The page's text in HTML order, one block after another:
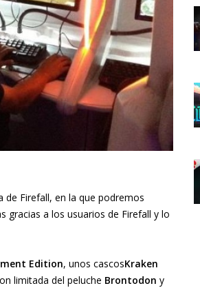
Firefall, en la que podremos
gracias a los usuarios de Firefall y lo
Edition, unos cascosKraken
limitada del peluche Brontodon y